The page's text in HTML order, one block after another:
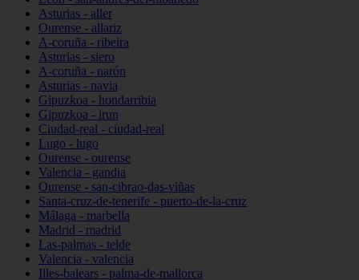
Asturias - aller
Ourense - allariz
A-coruña - ribeira
Asturias - siero
A-coruña - narón
Asturias - navia
Gipuzkoa - hondarribia
Gipuzkoa - irun
Ciudad-real - ciudad-real
Lugo - lugo
Ourense - ourense
Valencia - gandia
Ourense - san-cibrao-das-viñas
Santa-cruz-de-tenerife - puerto-de-la-cruz
Málaga - marbella
Madrid - madrid
Las-palmas - telde
Valencia - valencia
Illes-balears - palma-de-mallorca